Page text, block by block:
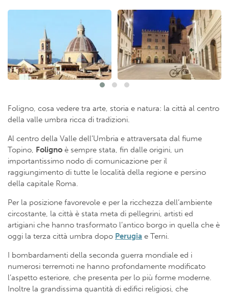
Foligno, cosa vedere tra arte, storia e natura: la città al centro
della valle umbra ricca di tradizioni.
Al centro della Valle dell’Umbria e attraversata dal fiume
Topino, Foligno è sempre stata, fin dalle origini, un
importantissimo nodo di comunicazione per il
raggiungimento di tutte le località della regione e persino
della capitale Roma.
Per la posizione favorevole e per la ricchezza dell’ambiente
circostante, la città è stata meta di pellegrini, artisti ed
artigiani che hanno trasformato l’antico borgo in quella che è
oggi la terza città umbra dopo Perugia e Terni.
I bombardamenti della seconda guerra mondiale ed i
numerosi terremoti ne hanno profondamente modificato
l’aspetto esteriore, che presenta per lo più forme moderne.
Inoltre la grandissima quantità di edifici religiosi, che